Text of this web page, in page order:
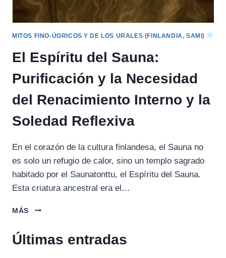
MITOS FINO-ÚGRICOS Y DE LOS URALES (FINLANDIA, SAMI)
El Espíritu del Sauna:
Purificación y la Necesidad
del Renacimiento Interno y la
Soledad Reflexiva
En el corazón de la cultura finlandesa, el Sauna no
es solo un refugio de calor, sino un templo sagrado
habitado por el Saunatonttu, el Espíritu del Sauna.
Esta criatura ancestral era el…
MÁS
EL
SAUNA:
Últimas entradas